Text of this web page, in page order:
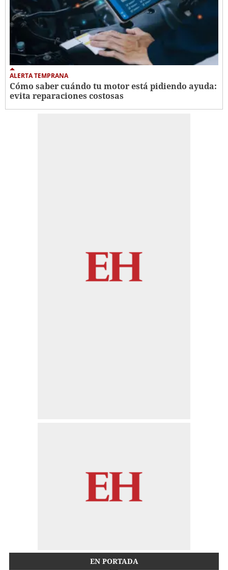
ALERTA TEMPRANA
Cómo saber cuándo tu motor está pidiendo ayuda:
evita reparaciones costosas
EN PORTADA